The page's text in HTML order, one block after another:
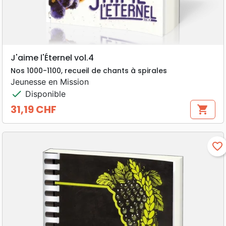
J'aime l'Éternel vol.4
Nos 1000-1100, recueil de chants à spirales
Jeunesse en Mission
check Disponible
Prix
31,19 CHF shopping_cart
favorite_border